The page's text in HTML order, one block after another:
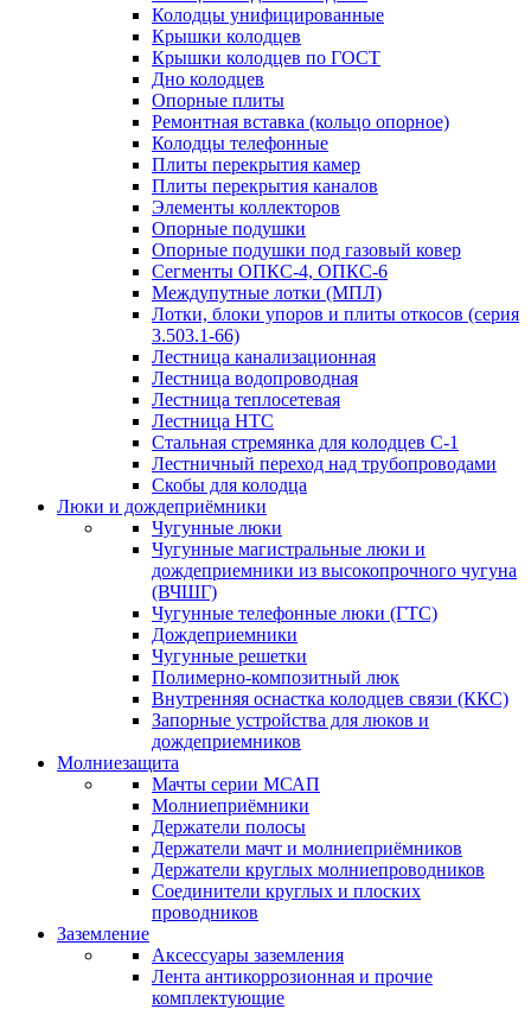
Колодцы унифицированные
Крышки колодцев
Крышки колодцев по ГОСТ
Дно колодцев
Опорные плиты
Ремонтная вставка (кольцо опорное)
Колодцы телефонные
Плиты перекрытия камер
Плиты перекрытия каналов
Элементы коллекторов
Опорные подушки
Опорные подушки под газовый ковер
Сегменты ОПКС-4, ОПКС-6
Междупутные лотки (МПЛ)
Лотки, блоки упоров и плиты откосов (серия
3.503.1-66)
Лестница канализационная
Лестница водопроводная
Лестница теплосетевая
Лестница НТС
Стальная стремянка для колодцев С-1
Лестничный переход над трубопроводами
Скобы для колодца
Люки и дождеприёмники
Чугунные люки
Чугунные магистральные люки и
дождеприемники из высокопрочного чугуна
(ВЧШГ)
Чугунные телефонные люки (ГТС)
Дождеприемники
Чугунные решетки
Полимерно-композитный люк
Внутренняя оснастка колодцев связи (ККС)
Запорные устройства для люков и
дождеприемников
Молниезащита
Мачты серии МСАП
Молниеприёмники
Держатели полосы
Держатели мачт и молниеприёмников
Держатели круглых молниепроводников
Cоединители круглых и плоских
проводников
Заземление
Аксессуары заземления
Лента антикоррозионная и прочие
комплектующие